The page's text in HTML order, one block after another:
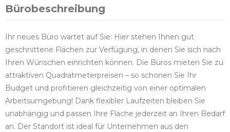
Bürobeschreibung
Ihr neues Büro wartet auf Sie: Hier stehen Ihnen gut
geschnittene Flächen zur Verfügung, in denen Sie sich nach
Ihren Wünschen einrichten können. Die Büros mieten Sie zu
attraktiven Quadratmeterpreisen – so schonen Sie Ihr
Budget und profitieren gleichzeitig von einer optimalen
Arbeitsumgebung! Dank flexibler Laufzeiten bleiben Sie
unabhängig und passen Ihre Fläche jederzeit an Ihren Bedarf
an. Der Standort ist ideal für Unternehmen aus den